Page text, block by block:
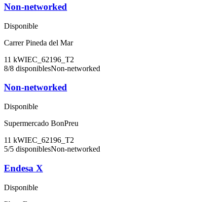
Non-networked
Disponible
Carrer Pineda del Mar
11 kWIEC_62196_T2
8/8 disponiblesNon-networked
Non-networked
Disponible
Supermercado BonPreu
11 kWIEC_62196_T2
5/5 disponiblesNon-networked
Endesa X
Disponible